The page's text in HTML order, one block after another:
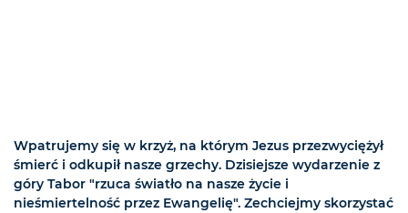
Wpatrujemy się w krzyż, na którym Jezus przezwyciężył
śmierć i odkupił nasze grzechy. Dzisiejsze wydarzenie z
góry Tabor "rzuca światło na nasze życie i
nieśmiertelność przez Ewangelię". Zechciejmy skorzystać